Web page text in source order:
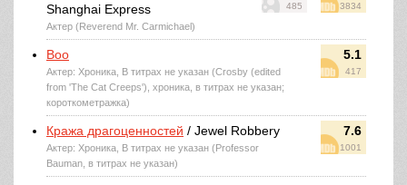
485 3834
Shanghai Express
Актер (Reverend Mr. Carmichael)
5.1
417
Boo
Актер: Хроника, В титрах не указан (Crosby (edited
from 'The Cat Creeps'), хроника, в титрах не указан;
короткометражка)
7.6
1001
Кража драгоценностей / Jewel Robbery
Актер: Хроника, В титрах не указан (Professor
Bauman, в титрах не указан)